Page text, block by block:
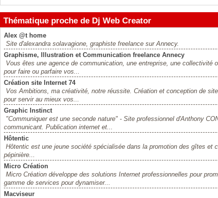
Thématique proche de Dj Web Creator
Alex @t home
Site d'alexandra solavagione, graphiste freelance sur Annecy.
Graphisme, Illustration et Communication freelance Annecy
Vous êtes une agence de communication, une entreprise, une collectivité
pour faire ou parfaire vos...
Création site Internet 74
Vos Ambitions, ma créativité, notre réussite. Création et conception de
pour servir au mieux vos...
Graphic Instinct
"Communiquer est une seconde nature" - Site professionnel d'Anthony
communicant. Publication internet et...
Hôtentic
Hôtentic est une jeune société spécialisée dans la promotion des gîtes et
pépinière...
Micro Création
Micro Création développe des solutions Internet professionnelles pour
gamme de services pour dynamiser...
Macviseur